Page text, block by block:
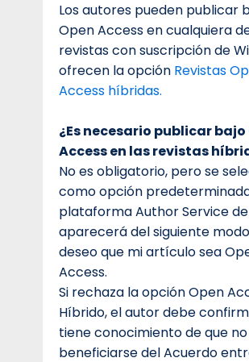
Los autores pueden publicar
Open Access en cualquiera
revistas con suscripción de
ofrecen la opción Revistas
Access híbridas.
¿Es necesario publicar bajo
Access en las revistas
No es obligatorio, pero se
como opción
plataforma Author Service
aparecerá del siguiente
deseo que mi artículo sea
Access.
Si rechaza la opción Open
Híbrido, el autor debe
tiene conocimiento de que
beneficiarse del Acuerdo